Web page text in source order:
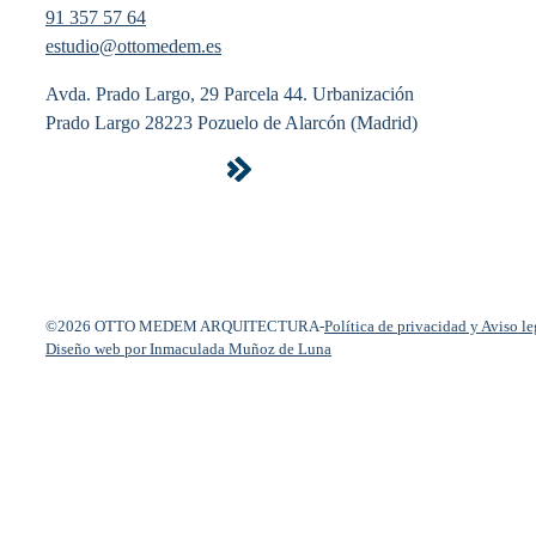
91 357 57 64
estudio@ottomedem.es
Avda. Prado Largo, 29 Parcela 44. Urbanización
Prado Largo 28223 Pozuelo de Alarcón (Madrid)
©2026 OTTO MEDEM ARQUITECTURA-Política de privacidad y Aviso
Diseño web por Inmaculada Muñoz de Luna